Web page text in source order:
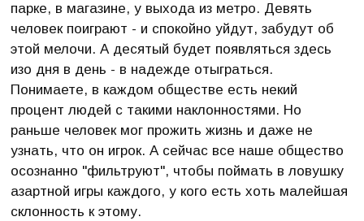
парке, в магазине, у выхода из метро. Девять
человек поиграют - и спокойно уйдут, забудут об
этой мелочи. А десятый будет появляться здесь
изо дня в день - в надежде отыграться.
Понимаете, в каждом обществе есть некий
процент людей с такими наклонностями. Но
раньше человек мог прожить жизнь и даже не
узнать, что он игрок. А сейчас все наше общество
осознанно "фильтруют", чтобы поймать в ловушку
азартной игры каждого, у кого есть хоть малейшая
склонность к этому.